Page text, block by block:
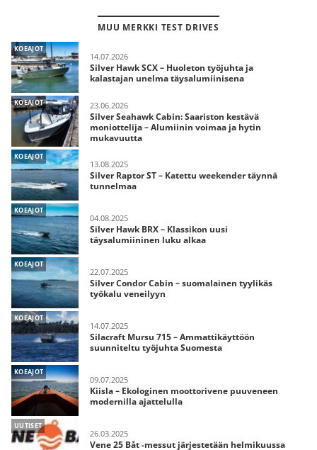
MUU MERKKI TEST DRIVES
KOEAJOT
14.07.2026
Silver Hawk SCX – Huoleton työjuhta ja
kalastajan unelma täysalumiinisena
KOEAJOT 23.06.2026
Silver Seahawk Cabin: Saariston kestävä
moniottelija – Alumiinin voimaa ja hytin
mukavuutta
KOEAJOT
13.08.2025
Silver Raptor ST – Katettu weekender täynnä
tunnelmaa
KOEAJOT
04.08.2025
Silver Hawk BRX – Klassikon uusi
täysalumiininen luku alkaa
KOEAJOT
22.07.2025
Silver Condor Cabin – suomalainen tyylikäs
työkalu veneilyyn
KOEAJOT
14.07.2025
Silacraft Mursu 715 – Ammattikäyttöön
suunniteltu työjuhta Suomesta
KOEAJOT
09.07.2025
Kiisla – Ekologinen moottorivene puuveneen
modernilla ajattelulla
UUTISET
26.03.2025
Vene 25 Båt -messut järjestetään helmikuussa